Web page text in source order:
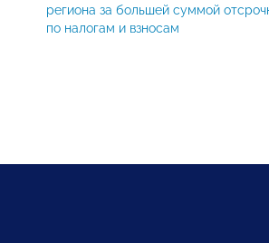
региона за большей суммой
по налогам и взносам